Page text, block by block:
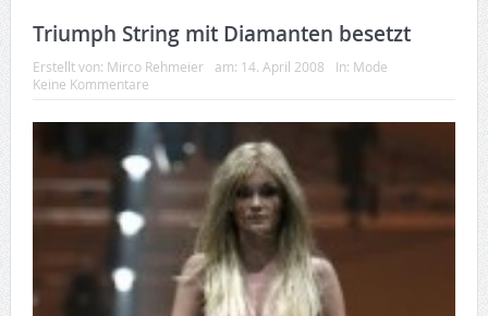
Triumph String mit Diamanten besetzt
Erstellt von: Mirco Rehmeier am: 14. April 2008 In: Mode
Keine Kommentare